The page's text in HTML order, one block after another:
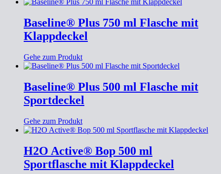
Baseline® Plus 750 ml Flasche mit
Klappdeckel
Gehe zum Produkt
Baseline® Plus 500 ml Flasche mit
Sportdeckel
Gehe zum Produkt
H2O Active® Bop 500 ml
Sportflasche mit Klappdeckel